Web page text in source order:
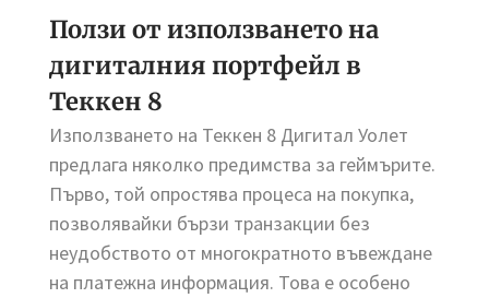
Ползи от използването на
дигиталния портфейл в
Теккен 8
Използването на Теккен 8 Дигитал Уолет
предлага няколко предимства за геймърите.
Първо, той опростява процеса на покупка,
позволявайки бързи транзакции без
неудобството от многократното въвеждане
на платежна информация. Това е особено